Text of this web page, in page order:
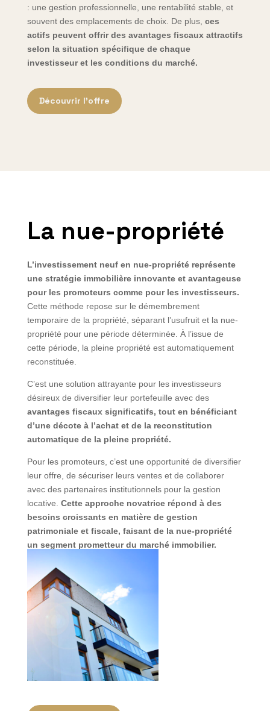
: une gestion professionnelle, une rentabilité stable, et
souvent des emplacements de choix. De plus, ces
actifs peuvent offrir des avantages fiscaux attractifs
selon la situation spécifique de chaque
investisseur et les conditions du marché.
Découvrir l'offre
La nue-propriété
L’investissement neuf en nue-propriété représente
une stratégie immobilière innovante et avantageuse
pour les promoteurs comme pour les investisseurs.
Cette méthode repose sur le démembrement
temporaire de la propriété, séparant l’usufruit et la nue-
propriété pour une période déterminée. À l’issue de
cette période, la pleine propriété est automatiquement
reconstituée.
C’est une solution attrayante pour les investisseurs
désireux de diversifier leur portefeuille avec des
avantages fiscaux significatifs, tout en bénéficiant
d’une décote à l’achat et de la reconstitution
automatique de la pleine propriété.
Pour les promoteurs, c’est une opportunité de diversifier
leur offre, de sécuriser leurs ventes et de collaborer
avec des partenaires institutionnels pour la gestion
locative. Cette approche novatrice répond à des
besoins croissants en matière de gestion
patrimoniale et fiscale, faisant de la nue-propriété
un segment prometteur du marché immobilier.